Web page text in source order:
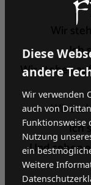
Wir
Ich
Wir stehen
Wir
Ich
Und sehen
Diese
andere
Wir verwenden
auch von
Funktionsweise
Nutzung
ein
Weitere